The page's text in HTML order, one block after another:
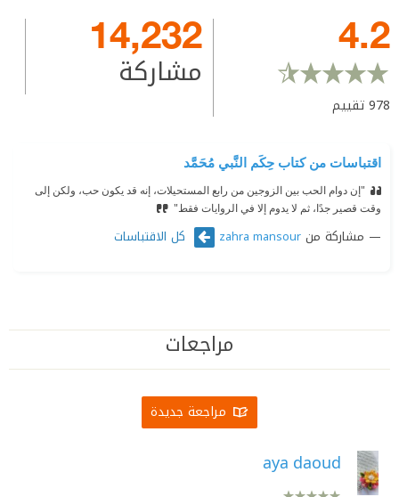
4.2
978تقييم
14,232
مشاركة
اقتباسات من كتاب حِكَم النَّبي مُحَمَّد
"إن دوام الحب بين الزوجين من رابع المستحيلات، إنه قد يكون حب، ولكن إلى
وقت قصير جدًا، ثم لا يدوم إلا في الروايات فقط"
مشاركة من zahra mansour كل الاقتباسات
مراجعات
مراجعة جديدة
aya daoud